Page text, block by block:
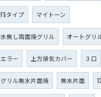
FSタイプ マイトーン
水無し両面焼グリル オートグリ
エラー 上方排気カバー ３口
グリル無水片面焼 無水片面